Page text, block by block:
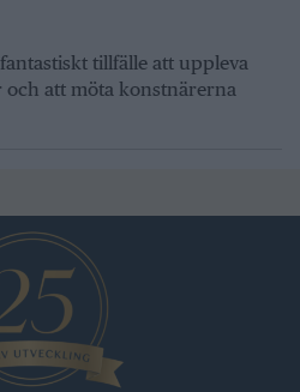
tillfälle att uppleva
och att möta konstnärerna